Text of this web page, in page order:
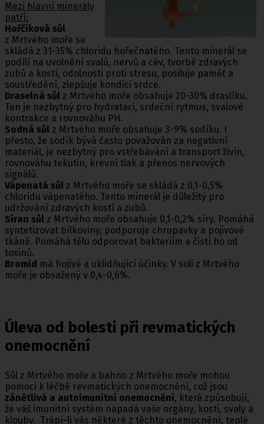
Mezi hlavní minerály
patří:
Hořčíková sůl
z Mrtvého moře se
skládá z 31-35% chloridu hořečnatého. Tento minerál se
podílí na uvolnění svalů, nervů a cév, tvorbě zdravých
zubů a kostí, odolnosti proti stresu, posiluje paměť a
soustředění, zlepšuje kondici srdce.
Draselná sůl z Mrtvého moře obsahuje 20-30% draslíku.
Ten je nezbytný pro hydrataci, srdeční rytmus, svalové
kontrakce a rovnováhu PH.
Sodná sůl z Mrtvého moře obsahuje 3-9% sodíku. I
přesto, že sodík bývá často považován za negativní
materiál, je nezbytný pro vstřebávání a transport živin,
rovnováhu tekutin, krevní tlak a přenos nervových
signálů.
Vápenatá sůl z Mrtvého moře se skládá z 0,1-0,5%
chloridu vápenatého. Tento minerál je důležitý pro
udržování zdravých kostí a zubů.
Síran sůl z Mrtvého moře obsahuje 0,1-0,2% síry. Pomáhá
syntetizovat bílkoviny, podporuje chrupavky a pojivové
tkáně. Pomáhá tělu odporovat bakteriím a čistí ho od
toxinů.
Bromid má hojivé a uklidňující účinky. V soli z Mrtvého
moře je obsažený v 0,4-0,6%.
Úleva od bolesti při revmatických
onemocnění
Sůl z Mrtvého moře a bahno z Mrtvého moře mohou
pomoci k léčbě revmatických onemocnění, což jsou
zánětlivá a autoimunitní onemocnění, která způsobují,
že váš imunitní systém napadá vaše orgány, kosti, svaly a
klouby. Trápí-li vás některé z těchto onemocnění, teplé